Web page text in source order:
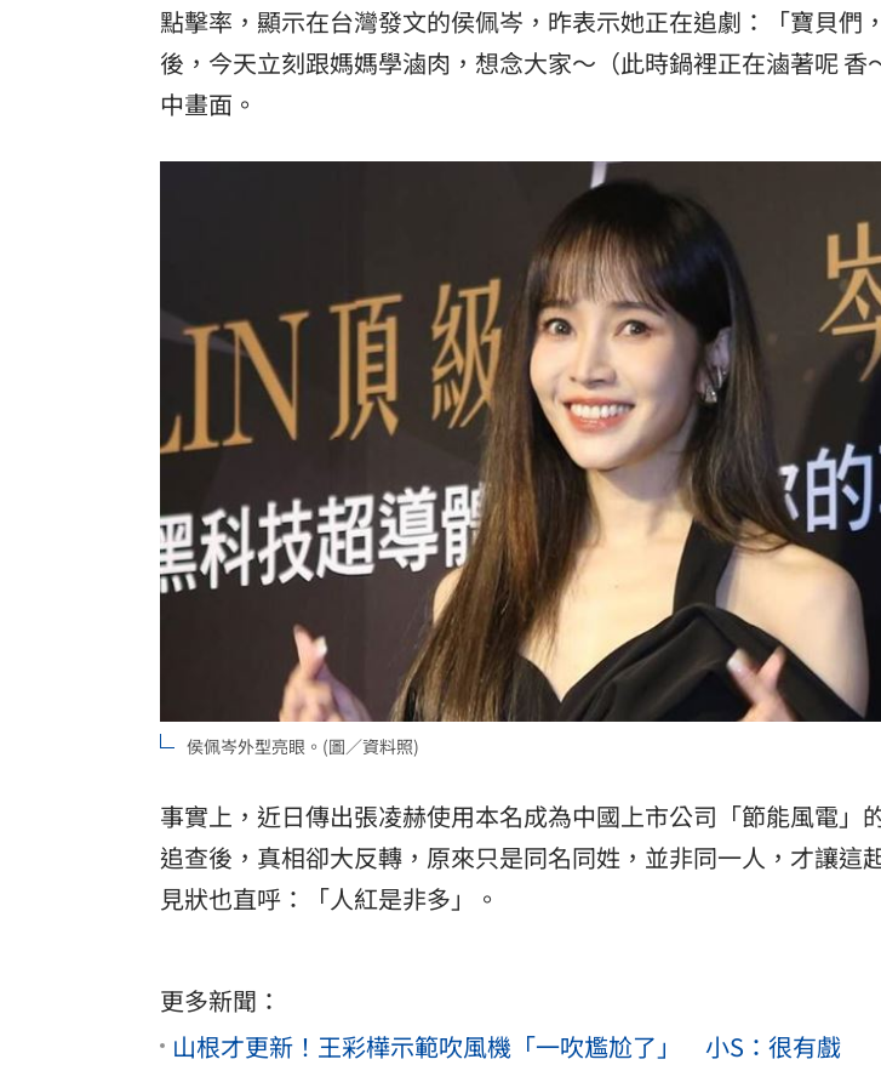
點擊率，顯示在台灣發文的侯佩岑，昨表示她正在追劇：「寶貝們
後，今天立刻跟媽媽學滷肉，想念大家～（此時鍋裡正在滷著呢 香
中畫面。 ​​
侯佩岑外型亮眼。(圖／資料照)
事實上，近日傳出張凌赫使用本名成為中國上市公司「節能風電」
追查後，真相卻大反轉，原來只是同名同姓，並非同一人，才讓這
見狀也直呼：「人紅是非多」。
更多新聞：
山根才更新！王彩樺示範吹風機「一吹尷尬了」 小S：很有戲